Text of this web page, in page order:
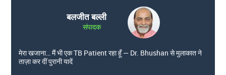
बलजीत बल्ली
संपादक
मेरा खजाना… मैं भी एक TB Patient रहा हूँ — Dr. Bhushan से मुलाकात ने
ताज़ा कर दीं पुरानी यादें